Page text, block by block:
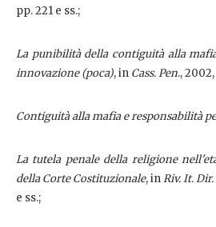
pp. 221 e ss.;
La punibilità della contiguità alla
innovazione (poca), in Cass. Pen.,
Contiguità alla mafia e responsabilità
La tutela penale della religione
della Corte Costituzionale, inRiv. It.
e ss.;